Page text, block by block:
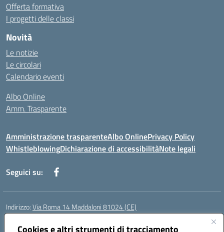
Cookies e altri strumenti di tracciamento
Offerta formativa
I progetti delle classi
Novità
Le notizie
Le circolari
Calendario eventi
Albo Online
Amm. Trasparente
Amministrazione trasparenteAlbo OnlinePrivacy Policy
WhistleblowingDichiarazione di accessibilitàNote legali
Seguici su:
Indirizzo:Via Roma 14 Maddaloni 81024 (CE)
Centralino:
Posta elettronica certificata (PEC):ceic8an00r@pec.istruzione.it